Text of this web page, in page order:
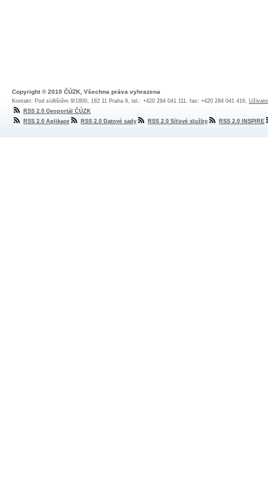
Copyright © 2010 ČÚZK, Všechna práva vyhrazena
Kontakt: Pod sídlištěm 9/1800, 182 11 Praha 8, tel.: +420 284 041 111, fax: +420 284 041 416,
RSS 2.0 Geoportál ČÚZK
RSS 2.0 Aplikace
RSS 2.0 Datové sady RSS 2.0 Síťové služby RSS 2.0 INSPIRE